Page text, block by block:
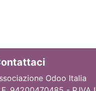
Odoo Italia